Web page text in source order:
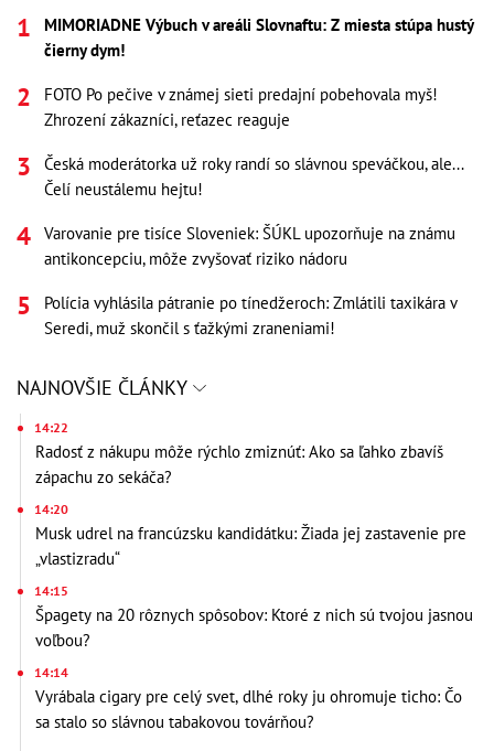
MIMORIADNE Výbuch v areáli Slovnaftu: Z miesta stúpa hustý
čierny dym!
FOTO Po pečive v známej sieti predajní pobehovala myš!
Zhrození zákazníci, reťazec reaguje
Česká moderátorka už roky randí so slávnou speváčkou, ale...
Čelí neustálemu hejtu!
Varovanie pre tisíce Sloveniek: ŠÚKL upozorňuje na známu
antikoncepciu, môže zvyšovať riziko nádoru
Polícia vyhlásila pátranie po tínedžeroch: Zmlátili taxikára v
Seredi, muž skončil s ťažkými zraneniami!
NAJNOVŠIE ČLÁNKY
14:22
Radosť z nákupu môže rýchlo zmiznúť: Ako sa ľahko zbavíš
zápachu zo sekáča?
14:20
Musk udrel na francúzsku kandidátku: Žiada jej zastavenie pre
„vlastizradu“
14:15
Špagety na 20 rôznych spôsobov: Ktoré z nich sú tvojou jasnou
voľbou?
14:14
Vyrábala cigary pre celý svet, dlhé roky ju ohromuje ticho: Čo
sa stalo so slávnou tabakovou továrňou?